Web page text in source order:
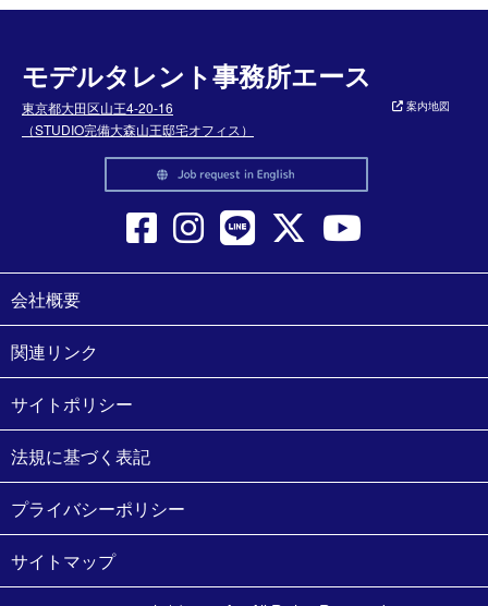
モデルタレント事務所エース
東京都大田区山王4-20-16
（STUDIO完備大森山王邸宅オフィス）
案内地図
会社概要
関連リンク
サイトポリシー
法規に基づく表記
プライバシーポリシー
サイトマップ